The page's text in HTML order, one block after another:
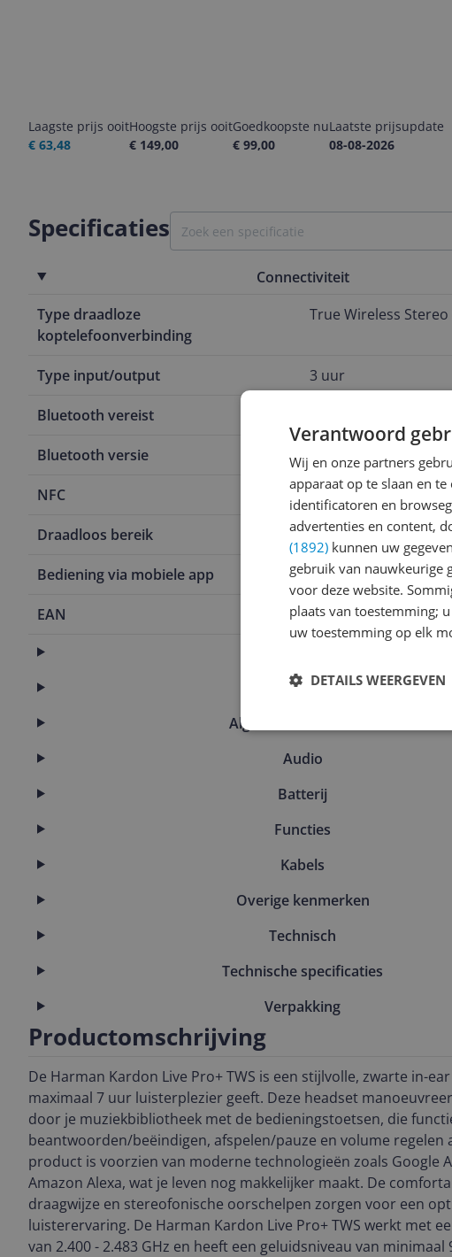
Laagste prijs ooit
€ 63,48
Hoogste prijs ooit
€ 149,00
Goedkoopste nu
€ 99,00
Laatste prijsupdate
08-08-2026
Specificaties
Connectiviteit
Type draadloze
koptelefoonverbinding
True Wireless Stereo
Type input/output 3 uur
Bluetooth vereist
Bluetooth versie
NFC Ja
Draadloos bereik 15 m
Bediening via mobiele app Ja
EAN
6925281997013
Algemeen
Algemene kenmerken
Audio
Batterij
Functies
Kabels
Overige kenmerken
Technisch
Technische specificaties
Verpakking
Productomschrijving
De Harman Kardon Live Pro+ TWS is een stijlvolle, zwarte in-
maximaal 7 uur luisterplezier geeft. Deze headset
door je muziekbibliotheek met de bedieningstoetsen, die
beantwoorden/beëindigen, afspelen/pauze en volume regelen
product is voorzien van moderne technologieën zoals Google
Amazon Alexa, wat je leven nog makkelijker maakt. De
draagwijze en stereofonische oorschelpen zorgen voor een
luisterervaring. De Harman Kardon Live Pro+ TWS werkt met
van 2.400 - 2.483 GHz en heeft een geluidsniveau van minimaal
Verantwoord
Wij en onze partners
apparaat op te slaan en
identificatoren en
advertenties en content,
(1892) kunnen uw
gebruik van nauwkeurige
voor deze website.
plaats van toestemming;
uw toestemming op elk
DETAILS WEERGEVEN